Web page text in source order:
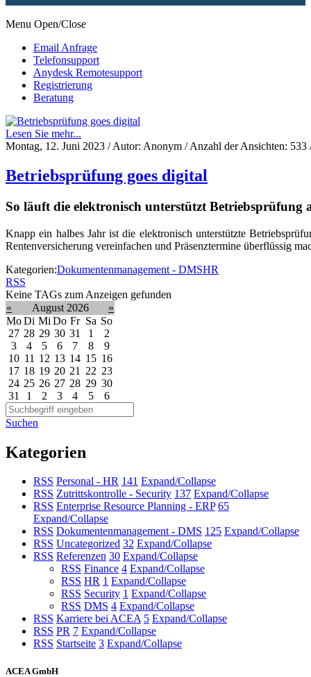
Menu Open/Close
Email Anfrage
Telefonsupport
Anydesk Remotesupport
Registrierung
Beratung
Lesen Sie mehr...
Montag, 12. Juni 2023 / Autor: Anonym / Anzahl der Ansichten: 533
Betriebsprüfung goes digital
So läuft die elektronisch unterstützt Betriebsprüfung
Knapp ein halbes Jahr ist die elektronisch unterstützte
Rentenversicherung vereinfachen und Präsenztermine überflüssig
Kategorien:Dokumentenmanagement - DMSHR
RSS
Keine TAGs zum Anzeigen gefunden
«
August 2026
»
Mo Di Mi Do Fr Sa So
27 28 29 30 31 1
2
3
4 5 6 7 8
9
10 11 12 13 14 15 16
17 18 19 20 21 22 23
24 25 26 27 28 29 30
31
1 2 3 4 5 6
Suchen
Kategorien
RSS Personal - HR 141 Expand/Collapse
RSS Zutrittskontrolle - Security 137 Expand/Collapse
RSS Enterprise Resource Planning - ERP 65
Expand/Collapse
RSS Dokumentenmanagement - DMS 125 Expand/Collapse
RSS Uncategorized 32 Expand/Collapse
RSS Referenzen 30 Expand/Collapse
RSS Finance 4 Expand/Collapse
RSS HR 1 Expand/Collapse
RSS Security 1 Expand/Collapse
RSS DMS 4 Expand/Collapse
RSS Karriere bei ACEA 5 Expand/Collapse
RSS PR 7 Expand/Collapse
RSS Startseite 3 Expand/Collapse
ACEA GmbH